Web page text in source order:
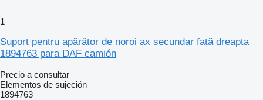
1
Suport pentru apărător de noroi ax secundar față dreapta
1894763 para DAF camión
Precio a consultar
Elementos de sujeción
1894763